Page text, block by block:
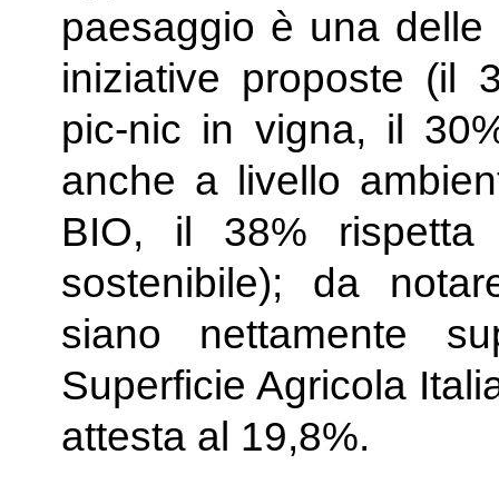
paesaggio è una
iniziative proposte (il
pic-nic in vigna, il
anche a livello
BIO, il 38% rispetta
sostenibile); da
siano nettamente
Superficie Agricola
attesta al 19,8%.